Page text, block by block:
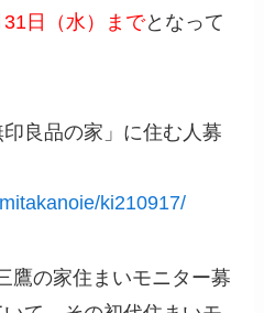
日（水）までとなって
良品の家」に住む人募
ki210917/
鷹の家住まいモニター募